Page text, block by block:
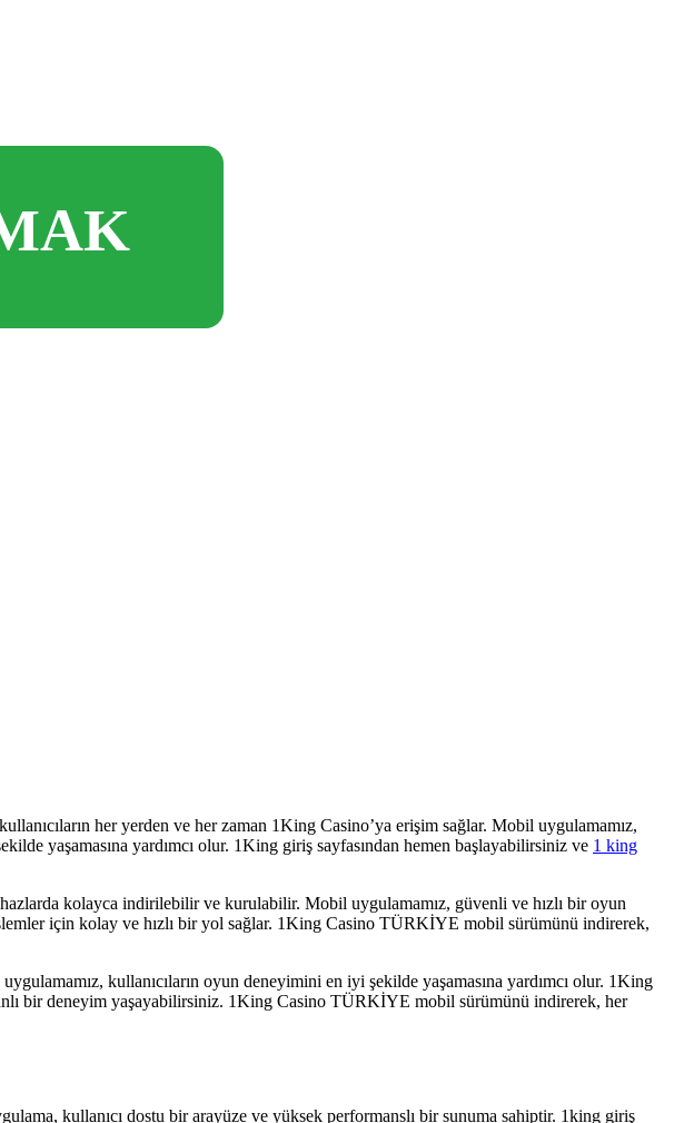
her yerden ve her zaman 1King Casino’ya erişim sağlar. Mobil uygulamamız,
yaşamasına yardımcı olur. 1King giriş sayfasından hemen başlayabilirsiniz ve 1 king
kolayca indirilebilir ve kurulabilir. Mobil uygulamamız, güvenli ve hızlı bir oyun
işlemler için kolay ve hızlı bir yol sağlar. 1King Casino TÜRKİYE mobil sürümünü indirerek,
kullanıcıların oyun deneyimini en iyi şekilde yaşamasına yardımcı olur. 1King
bir deneyim yaşayabilirsiniz. 1King Casino TÜRKİYE mobil sürümünü indirerek, her
kullanıcı dostu bir arayüze ve yüksek performanslı bir sunuma sahiptir. 1king giriş